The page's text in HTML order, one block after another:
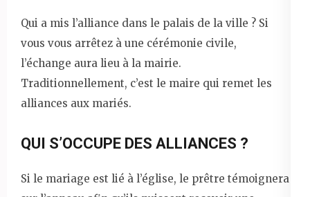
Qui a mis l’alliance dans le palais de la ville ? Si
vous vous arrêtez à une cérémonie civile,
l’échange aura lieu à la mairie.
Traditionnellement, c’est le maire qui remet les
alliances aux mariés.
QUI S’OCCUPE DES ALLIANCES ?
Si le mariage est lié à l’église, le prêtre témoignera